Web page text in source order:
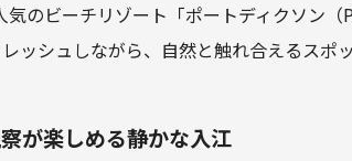
のビーチリゾート「ポートディクソン
ッシュしながら、自然と触れ合えるスポ
が楽しめる静かな入江